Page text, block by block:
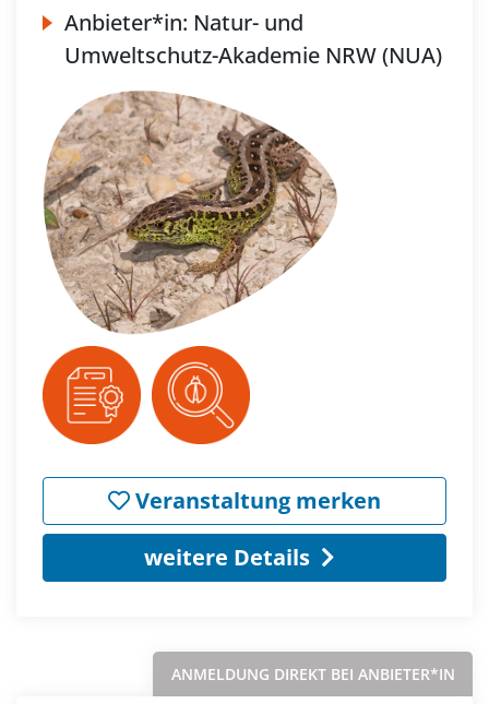
Anbieter*in: Natur- und
Umweltschutz-Akademie NRW (NUA)
Veranstaltung merken
weitere Details
ANMELDUNG DIREKT BEI ANBIETER*IN